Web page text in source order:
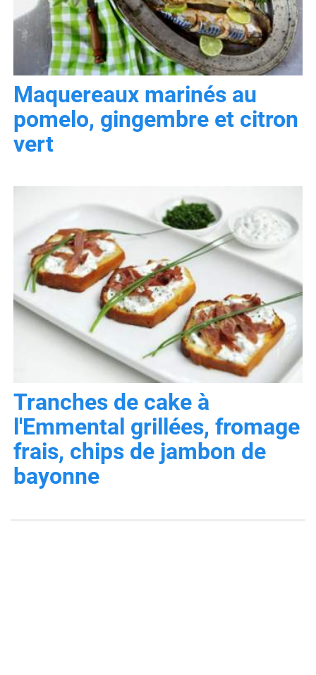
Maquereaux marinés au
pomelo, gingembre et citron
vert
Tranches de cake à
l'Emmental grillées, fromage
frais, chips de jambon de
bayonne